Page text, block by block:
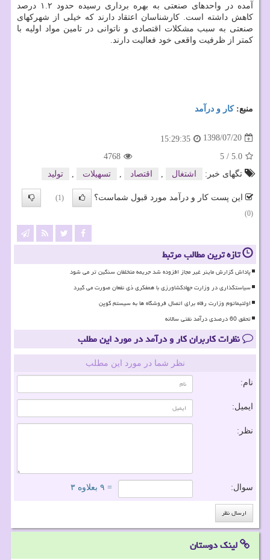
آمده در واحدهای صنعتی به بهره برداری رسیده حدود ۱.۲ درصد
كاهش داشته است. كارشناسان اعتقاد دارند كه خیلی از شهركهای
صنعتی به سبب مشكلات اقتصادی و ناتوانی در تامین مواد اولیه با
كمتر از ظرفیت واقعی خود فعالیت دارند.
منبع:كار و درآمد
1398/07/20
15:29:35
5.0
/
5
4768
تگهای خبر:
اشتغال اقتصاد تسهیلات تولید
این پست کار و درآمد مورد قبول شماست؟
(1)
(0)
تازه ترین مطالب مرتبط
پاداش گزارش ماینر غیر مجاز افزوده شد جریمه متخلفان سنگین تر می شود
سیاستگذاری در وزارت جهادکشاورزی با همفکری ذی نفعان صورت می گیرد
اولتیماتوم وزارت رفاه برای اتصال فروشگاه ها به سیستم کوپن
تحقق 60 درصدی درآمد نفتی سالانه
نظرات کاربران کار و درآمد در مورد این مطلب
نظر شما در مورد این مطلب
نام:
ایمیل:
نظر:
سوال: = ۹ بعلاوه ۳
لینک دوستان